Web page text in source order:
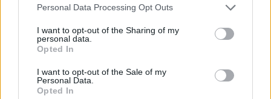
Personal Data Processing Opt Outs
I want to opt-out of the Sharing of my
personal data.
Opted In
I want to opt-out of the Sale of my
Personal Data.
Opted In
anni viene ignorato da governi di centrosinistra e
di centrodestra? Secondo: non è prioritario dare
una unità politica, e dunque mettere fine
all’orrendo aborto partorito da Delrio di queste
città metropolitane senza poteri e senza
competenze (ma con persone anche di livello,